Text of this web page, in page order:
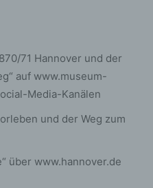
71 Hannover und der
auf www.museum-
Media-Kanälen
und der Weg zum
über www.hannover.de